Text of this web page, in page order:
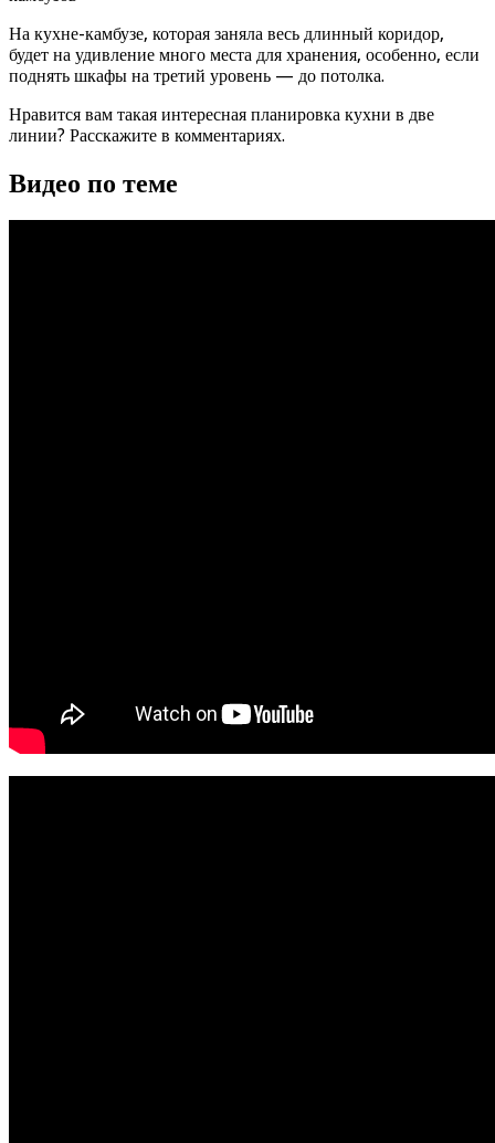
На кухне-камбузе, которая заняла весь длинный коридор,
будет на удивление много места для хранения, особенно, если
поднять шкафы на третий уровень — до потолка.
Нравится вам такая интересная планировка кухни в две
линии? Расскажите в комментариях.
Видео по теме